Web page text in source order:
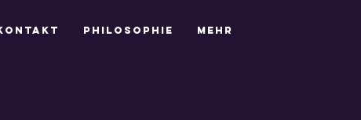
Philosophie Mehr